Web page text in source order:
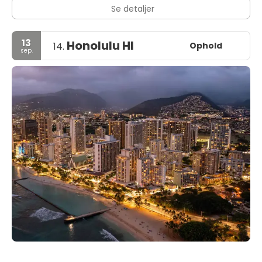
Se detaljer
13
sep. 14. Honolulu HI Ophold